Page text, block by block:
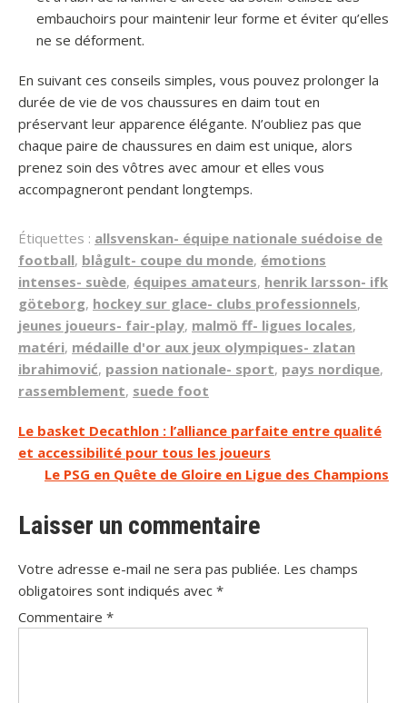
embauchoirs pour maintenir leur forme et éviter qu’elles
ne se déforment.
En suivant ces conseils simples, vous pouvez prolonger la
durée de vie de vos chaussures en daim tout en
préservant leur apparence élégante. N’oubliez pas que
chaque paire de chaussures en daim est unique, alors
prenez soin des vôtres avec amour et elles vous
accompagneront pendant longtemps.
Étiquettes : allsvenskan- équipe nationale suédoise de
football, blågult- coupe du monde, émotions
intenses- suède, équipes amateurs, henrik larsson- ifk
göteborg, hockey sur glace- clubs professionnels,
jeunes joueurs- fair-play, malmö ff- ligues locales,
matéri, médaille d'or aux jeux olympiques- zlatan
ibrahimović, passion nationale- sport, pays nordique,
rassemblement, suede foot
Navigation
de
l’article
Le basket Decathlon : l’alliance parfaite entre qualité
et accessibilité pour tous les joueurs
Le PSG en Quête de Gloire en Ligue des Champions
Laisser un commentaire
Votre adresse e-mail ne sera pas publiée. Les champs
obligatoires sont indiqués avec *
Commentaire *